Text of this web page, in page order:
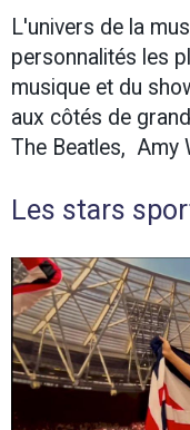
L'univers de la
personnalités les
musique et du
aux côtés de
The Beatles, Amy
Les stars